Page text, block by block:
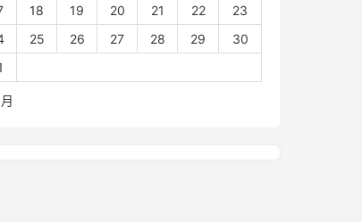
18 19 20 21 22
23
25 26 27 28 29
30